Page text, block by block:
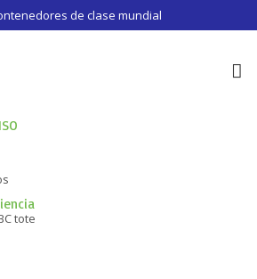
de clase mundial
tote